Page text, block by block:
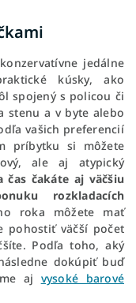
jedálne
kúsky, ako
spojený s policou či
stenu a v byte alebo
vašich preferencií
príbytku si môžete
ale aj atypický
čas čakáte aj väčšiu
rozkladacích
roka môžete mať
pohostiť väčší počet
Podľa toho, aký
dokúpiť buď
aj vysoké barové